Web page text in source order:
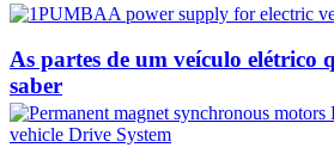
As partes de um veículo elétrico
saber